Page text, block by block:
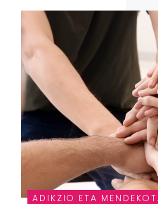
ADIKZIO ETA